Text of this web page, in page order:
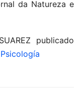
da Natureza e
publicado